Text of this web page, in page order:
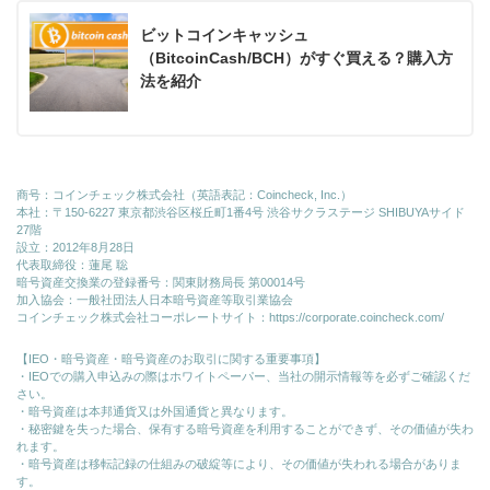
ビットコインキャッシュ
（BitcoinCash/BCH）がすぐ買える？購入方
法を紹介
商号：コインチェック株式会社（英語表記：Coincheck, Inc.）
本社：〒150-6227 東京都渋谷区桜丘町1番4号 渋谷サクラステージ SHIBUYAサイド
27階
設立：2012年8月28日
代表取締役：蓮尾 聡
暗号資産交換業の登録番号：関東財務局長 第00014号
加入協会：一般社団法人日本暗号資産等取引業協会
コインチェック株式会社コーポレートサイト： https://corporate.coincheck.com/
【IEO・暗号資産・暗号資産のお取引に関する重要事項】
・IEOでの購入申込みの際はホワイトペーパー、当社の開示情報等を必ずご確認くだ
さい。
・暗号資産は本邦通貨又は外国通貨と異なります。
・秘密鍵を失った場合、保有する暗号資産を利用することができず、その価値が失わ
れます。
・暗号資産は移転記録の仕組みの破綻等により、その価値が失われる場合がありま
す。